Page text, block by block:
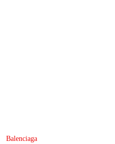
Balenciaga